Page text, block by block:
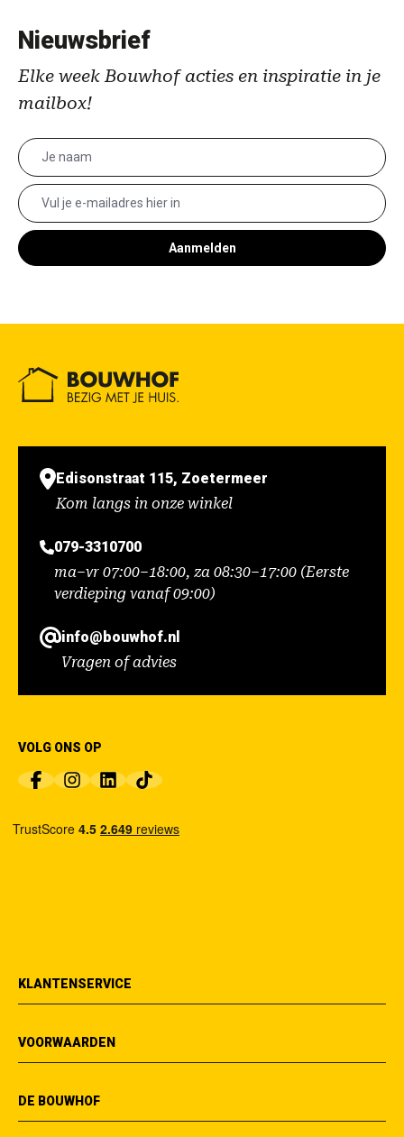
Nieuwsbrief
Elke week Bouwhof acties en inspiratie in je
mailbox!
Aanmelden
Edisonstraat 115, Zoetermeer
Kom langs in onze winkel
079-3310700
ma–vr 07:00–18:00, za 08:30–17:00 (Eerste
verdieping vanaf 09:00)
info@bouwhof.nl
Vragen of advies
VOLG ONS OP
KLANTENSERVICE
VOORWAARDEN
DE BOUWHOF